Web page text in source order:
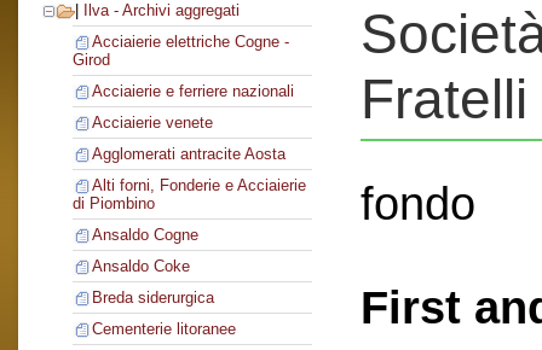
Ilva - Archivi aggregati
Acciaierie elettriche Cogne -
Girod
Acciaierie e ferriere nazionali
Acciaierie venete
Agglomerati antracite Aosta
Alti forni, Fonderie e Acciaierie
di Piombino
Ansaldo Cogne
Ansaldo Coke
Breda siderurgica
Cementerie litoranee
fondo
First